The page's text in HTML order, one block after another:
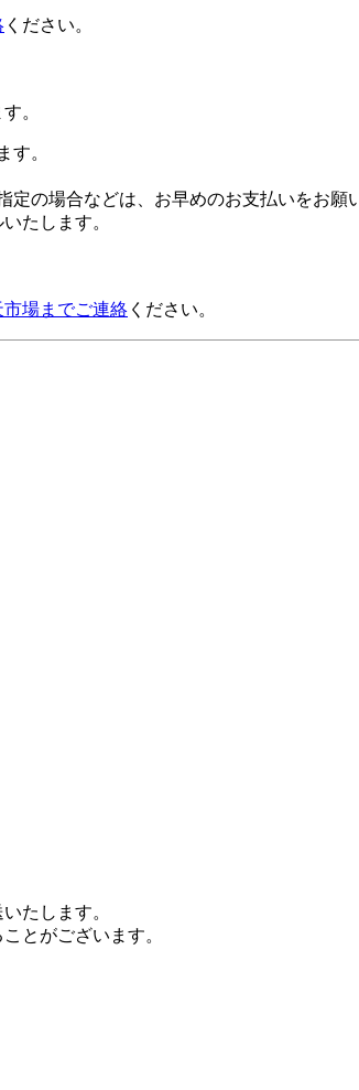
ください。
。
す。
の場合などは、お早めのお支払いをお願
たします。
市場までご連絡 ください。
たします。
とがございます。